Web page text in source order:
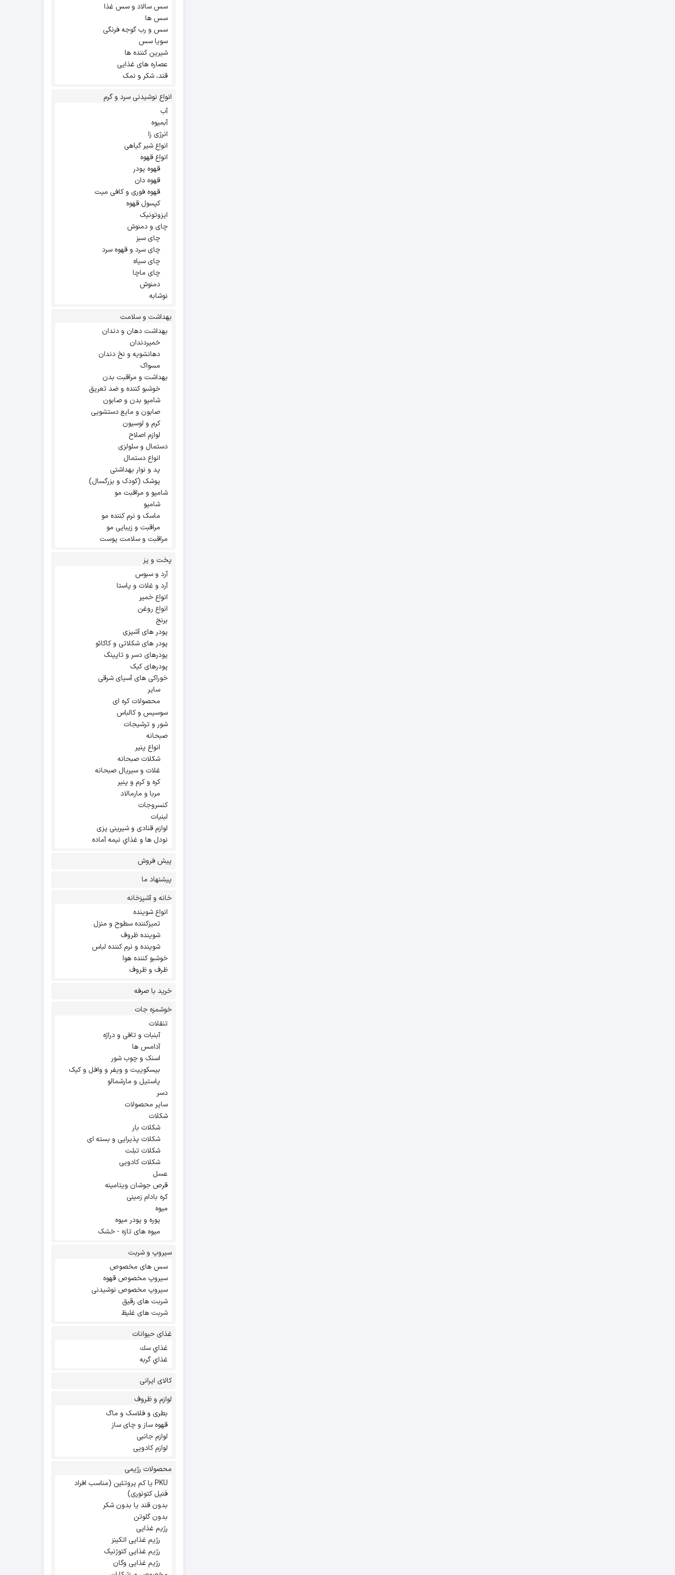
سس سالاد و سس غذا
سس ها
سس و رب گوجه فرنگی
سویا سس
شیرین کننده ها
عصاره های غذایی
قند، شکر و نمک
انواع نوشیدنی سرد و گرم
آب
آبمیوه
انرژی زا
انواع شیر گیاهی
انواع قهوه
قهوه پودر
قهوه دان
قهوه فوری و کافی میت
کپسول قهوه
ایزوتونیک
چای و دمنوش
چای سبز
چای سرد و قهوه سرد
چای سیاه
چای ماچا
دمنوش
نوشابه
بهداشت و سلامت
بهداشت دهان و دندان
خمیردندان
دهانشویه و نخ دندان
مسواک
بهداشت و مراقبت بدن
خوشبو کننده و ضد تعریق
شامپو بدن و صابون
صابون و مایع دستشویی
کرم و لوسیون
لوازم اصلاح
دستمال و سلولزی
انواع دستمال
پد و نوار بهداشتی
پوشک (کودک و بزرگسال)
شامپو و مراقبت مو
شامپو
ماسک و نرم کننده مو
مراقبت و زیبایی مو
مراقبت و سلامت پوست
پخت و پز
آرد و سبوس
آرد و غلات و پاستا
انواع خمیر
انواع روغن
برنج
پودر های آشپزی
پودر های شکلاتی و کاکائو
پودرهای دسر و تاپینگ
پودرهای کیک
خوراکی های آسیای شرقی
سایر
محصولات کره ای
سوسیس و کالباس
شور و ترشیجات
صبحانه
انواع پنیر
شکلات صبحانه
غلات و سیریال صبحانه
کره و کرم و پنیر
مربا و مارمالاد
کنسروجات
لبنیات
لوازم قنادی و شیرینی پزی
نودل ها و غذاي نيمه آماده
پیش فروش
پیشنهاد ما
خانه و آشپزخانه
انواع شوینده
تمیزکننده سطوح و منزل
شوینده ظروف
شوینده و نرم کننده لباس
خوشبو کننده هوا
ظرف و ظروف
خرید با صرفه
خوشمزه جات
تنقلات
آبنبات و تافی و دراژه
آدامس ها
اسنک و چوب شور
بیسکوییت و ویفر و وافل و کیک
پاستیل و مارشمالو
دسر
سایر محصولات
شکلات
شکلات بار
شکلات پذیرایی و بسته ای
شکلات تبلت
شکلات کادویی
عسل
قرص جوشان ویتامینه
کره بادام زمینی
میوه
پوره و پودر میوه
میوه های تازه - خشک
سیروپ و شربت
سس های مخصوص
سیروپ مخصوص قهوه
سیروپ مخصوص نوشیدنی
شربت های رقیق
شربت های غلیظ
غذای حیوانات
غذاي سك
غذاي گربه
کالای ایرانی
لوازم و ظروف
بطری و فلاسک و ماگ
قهوه ساز و چای ساز
لوازم جانبی
لوازم کادویی
محصولات رژیمی
PKU یا کم پروتئین (مناسب افراد
فنیل کتونوری)
بدون قند یا بدون شکر
بدون گلوتن
رژیم غذایی
رژیم غذایی اتکینز
رژیم غذایی کتوژنیک
رژیم غذایی وگان